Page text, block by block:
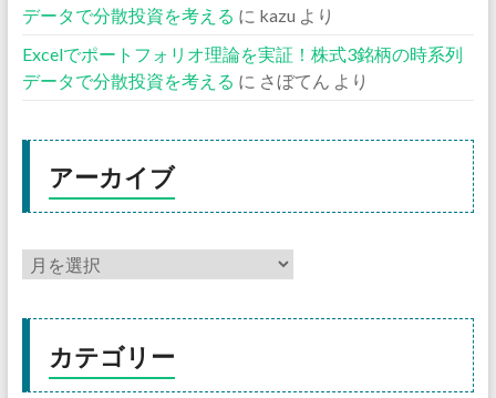
データで分散投資を考える に kazu より
Excelでポートフォリオ理論を実証！株式3銘柄の時系列
データで分散投資を考える に さぼてん より
アーカイブ
カテゴリー